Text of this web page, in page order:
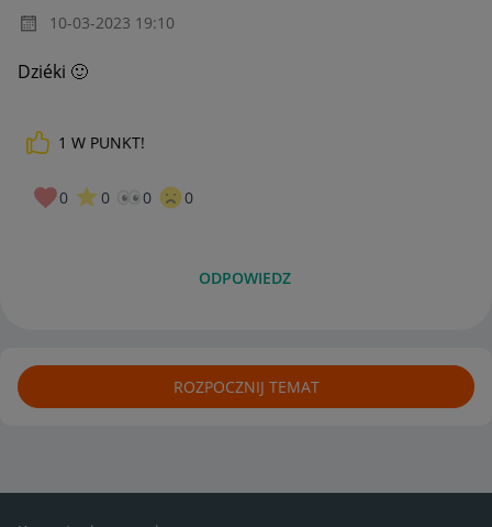
‎10-03-2023 19:10
Dziéki 🙂
1 W PUNKT!
0 0 0 0
ODPOWIEDZ
ROZPOCZNIJ TEMAT